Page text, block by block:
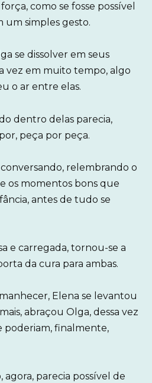
como se fosse possível
um simples gesto.
se dissolver em seus
vez em muito tempo, algo
o ar entre elas.
dentro delas parecia,
peça por peça.
conversando, relembrando o
os momentos bons que
antes de tudo se
e carregada, tornou-se a
da cura para ambas.
Elena se levantou
abraçou Olga, dessa vez
poderiam, finalmente,
parecia possível de